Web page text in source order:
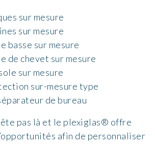
sur mesure
sur mesure
basse sur mesure
de chevet sur mesure
sur mesure
sur-mesure type
de bureau
pas là et le plexiglas® offre
afin de personnaliser